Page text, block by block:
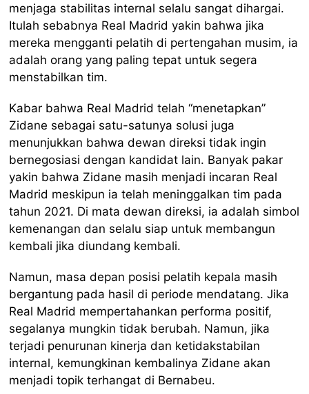
menjaga stabilitas internal selalu sangat dihargai.
Itulah sebabnya Real Madrid yakin bahwa jika
mereka mengganti pelatih di pertengahan musim, ia
adalah orang yang paling tepat untuk segera
menstabilkan tim.
Kabar bahwa Real Madrid telah “menetapkan”
Zidane sebagai satu-satunya solusi juga
menunjukkan bahwa dewan direksi tidak ingin
bernegosiasi dengan kandidat lain. Banyak pakar
yakin bahwa Zidane masih menjadi incaran Real
Madrid meskipun ia telah meninggalkan tim pada
tahun 2021. Di mata dewan direksi, ia adalah simbol
kemenangan dan selalu siap untuk membangun
kembali jika diundang kembali.
Namun, masa depan posisi pelatih kepala masih
bergantung pada hasil di periode mendatang. Jika
Real Madrid mempertahankan performa positif,
segalanya mungkin tidak berubah. Namun, jika
terjadi penurunan kinerja dan ketidakstabilan
internal, kemungkinan kembalinya Zidane akan
menjadi topik terhangat di Bernabeu.